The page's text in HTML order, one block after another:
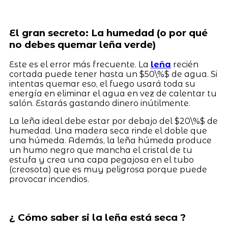
El gran secreto: La humedad (o por qué
no debes quemar leña verde)
Este es el error más frecuente. La leña recién
cortada puede tener hasta un $50\%$ de agua. Si
intentas quemar eso, el fuego usará toda su
energía en eliminar el agua en vez de calentar tu
salón. Estarás gastando dinero inútilmente.
La leña ideal debe estar por debajo del $20\%$ de
humedad. Una madera seca rinde el doble que
una húmeda. Además, la leña húmeda produce
un humo negro que mancha el cristal de tu
estufa y crea una capa pegajosa en el tubo
(creosota) que es muy peligrosa porque puede
provocar incendios.
¿ Cómo saber si la leña está seca ?